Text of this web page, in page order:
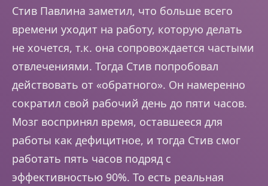
Стив Павлина заметил, что больше всего
времени уходит на работу, которую делать
не хочется, т.к. она сопровождается частыми
отвлечениями. Тогда Стив попробовал
действовать от «обратного». Он намеренно
сократил свой рабочий день до пяти часов.
Мозг воспринял время, оставшееся для
работы как дефицитное, и тогда Стив смог
работать пять часов подряд с
эффективностью 90%. То есть реальная